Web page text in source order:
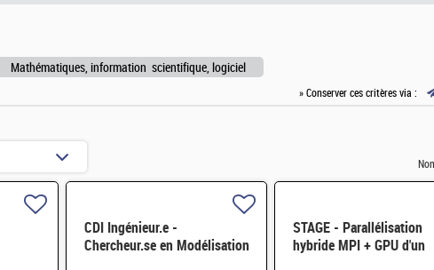
Mathématiques, information scientifique, logiciel
» Conserver ces critères via :
CDI Ingénieur.e -
Chercheur.se en Modélisation
STAGE - Parallélisation
hybride MPI + GPU d'un